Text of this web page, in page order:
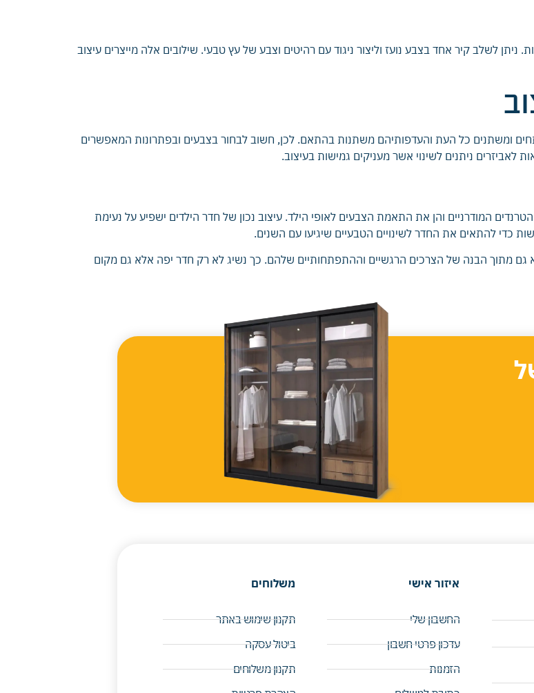
לשלב קיר אחד בצבע נועז וליצור ניגוד עם רהיטים וצבע של עץ טבעי. שילובים אלה מייצרים עיצוב
ומשתנים כל העת והעדפותיהם משתנות בהתאם. לכן, חשוב לבחור בצבעים ובפתרונות המאפשרים
לאביזרים ניתנים לשינוי אשר מעניקים גמישות בעיצוב.
המודרניים והן את התאמת הצבעים לאופי הילד. עיצוב נכון של חדר הילדים ישפיע על נעימת
כדי להתאים את החדר לשינויים הטבעיים שיגיעו עם השנים.
מתוך הבנה של הצרכים הרגשיים וההתפתחותיים שלהם. כך נשיג לא רק חדר יפה אלא גם מקום
איזור אישי
החשבון שלי
עדכון פרטי חשבון
הזמנות
משלוחים
תקנון שימוש באתר
ביטול עסקה
תקנון משלוחים